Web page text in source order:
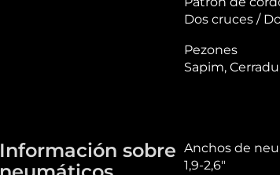
Dos cruces /
Pezones
Sapim,
Información sobre Anchos de
1,9-2,6″